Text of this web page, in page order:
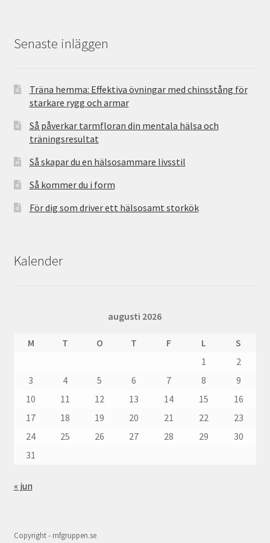
Senaste inläggen
Träna hemma: Effektiva övningar med chinsstång för
starkare rygg och armar
Så påverkar tarmfloran din mentala hälsa och
träningsresultat
Så skapar du en hälsosammare livsstil
Så kommer du i form
För dig som driver ett hälsosamt storkök
Kalender
augusti 2026
M T O T F L
S
1
2
3
4 5 6 7 8
9
10
11 12 13 14 15
16
17
18 19 20 21 22
23
24
25 26 27 28 29
30
31
« jun